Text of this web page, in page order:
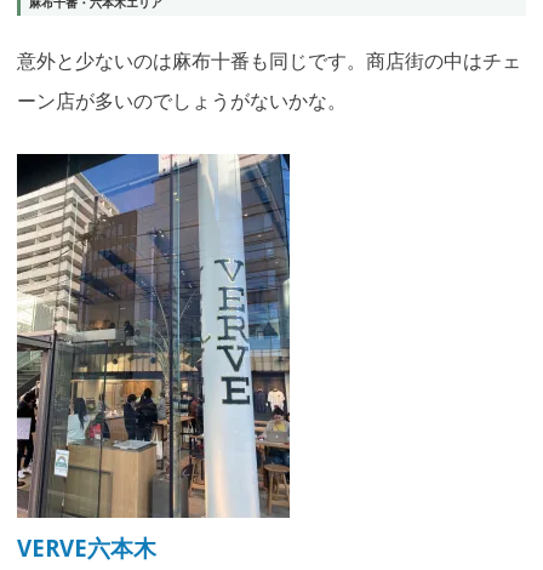
意外と少ないのは麻布十番も同じです。商店街の中はチェ
ーン店が多いのでしょうがないかな。
VERVE六本木